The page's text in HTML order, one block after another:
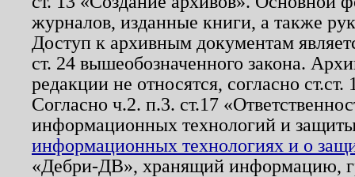
журналов, изданные книги, а также
Доступ к архивным документам
ст. 24 вышеобозначенного закона.
редакции не относятся, согласно
Согласно ч.2. п.3. ст.17
информационных технологий и
информационных технологиях и о
«Дебри-ДВ», хранящий информацию,